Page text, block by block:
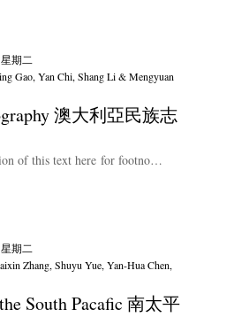
澳大利亞民族志
期二
Gao, Yan Chi, Shang Li & Mengyuan
of this text here for footno…
South Pacafic 南太平
期二
Zhang, Shuyu Yue, Yan-Hua Chen,